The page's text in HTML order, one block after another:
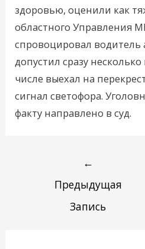
здоровью, оценили как
областного Управления
спровоцировал водитель
допустил сразу
числе выехал на
сигнал светофора.
факту направлено в суд.
←
Предыдущая
Запись